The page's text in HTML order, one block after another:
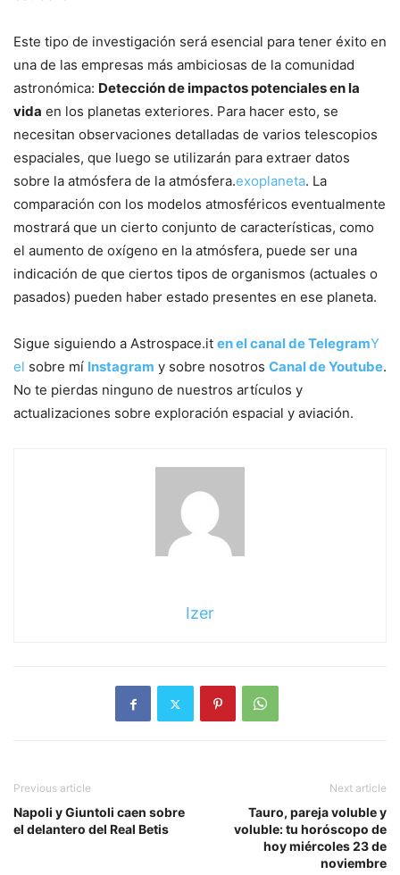
Este tipo de investigación será esencial para tener éxito en
una de las empresas más ambiciosas de la comunidad
astronómica: Detección de impactos potenciales en la
vida en los planetas exteriores. Para hacer esto, se
necesitan observaciones detalladas de varios telescopios
espaciales, que luego se utilizarán para extraer datos
sobre la atmósfera de la atmósfera.exoplaneta. La
comparación con los modelos atmosféricos eventualmente
mostrará que un cierto conjunto de características, como
el aumento de oxígeno en la atmósfera, puede ser una
indicación de que ciertos tipos de organismos (actuales o
pasados) pueden haber estado presentes en ese planeta.
Sigue siguiendo a Astrospace.it en el canal de TelegramY
el sobre mí Instagram y sobre nosotros Canal de Youtube.
No te pierdas ninguno de nuestros artículos y
actualizaciones sobre exploración espacial y aviación.
Izer
Previous article
Napoli y Giuntoli caen sobre
el delantero del Real Betis
Next article
Tauro, pareja voluble y
voluble: tu horóscopo de
hoy miércoles 23 de
noviembre